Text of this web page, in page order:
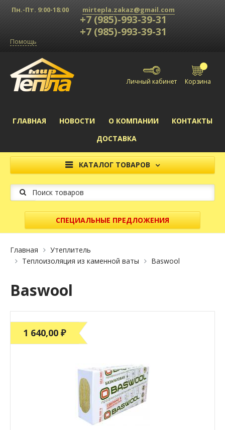
Пн.-Пт. 9:00-18:00 mirtepla.zakaz@gmail.com
+7 (985)-993-39-31
+7 (985)-993-39-31
Помощь
ГЛАВНАЯ НОВОСТИ О КОМПАНИИ
КОНТАКТЫ
ДОСТАВКА
Личный кабинет
КАТАЛОГ ТОВАРОВ
СПЕЦИАЛЬНЫЕ ПРЕДЛОЖЕНИЯ
Главная
Утеплитель
Теплоизоляция из каменной ваты
Baswool
Baswool
1 640,00 ₽